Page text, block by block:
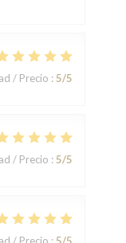
/ Precio : 5/5
/ Precio : 5/5
/ Precio : 5/5